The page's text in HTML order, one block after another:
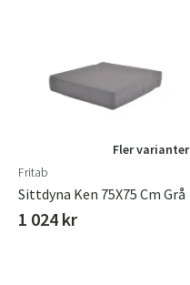
Fler varianter
Fritab
Sittdyna Ken 75X75 Cm Grå
1 024 kr